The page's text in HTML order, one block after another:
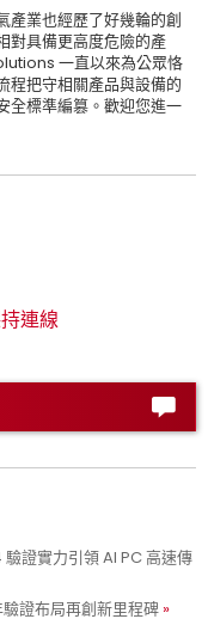
產業也經歷了好幾輪的創
對具備更高度危險的產
一直以來為公眾恪
程把守相關產品與設備的
全標準編篡。歡迎您進一
連線
證實力引領 AI PC 高速傳
證布局再創新里程碑